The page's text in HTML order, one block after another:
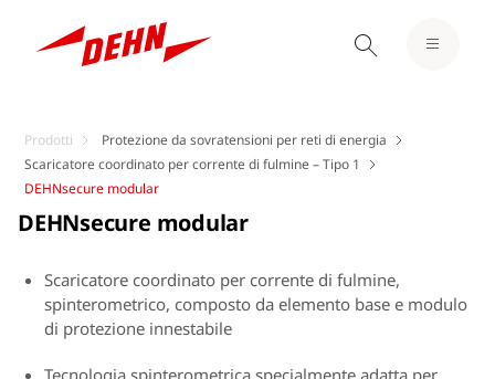
Prodotti
Protezione da sovratensioni per reti di energia
Scaricatore coordinato per corrente di fulmine – Tipo 1
DEHNsecure modular
DEHNsecure modular
Scaricatore coordinato per corrente di fulmine,
spinterometrico, composto da elemento base e modulo
di protezione innestabile
Tecnologia spinterometrica specialmente adatta per